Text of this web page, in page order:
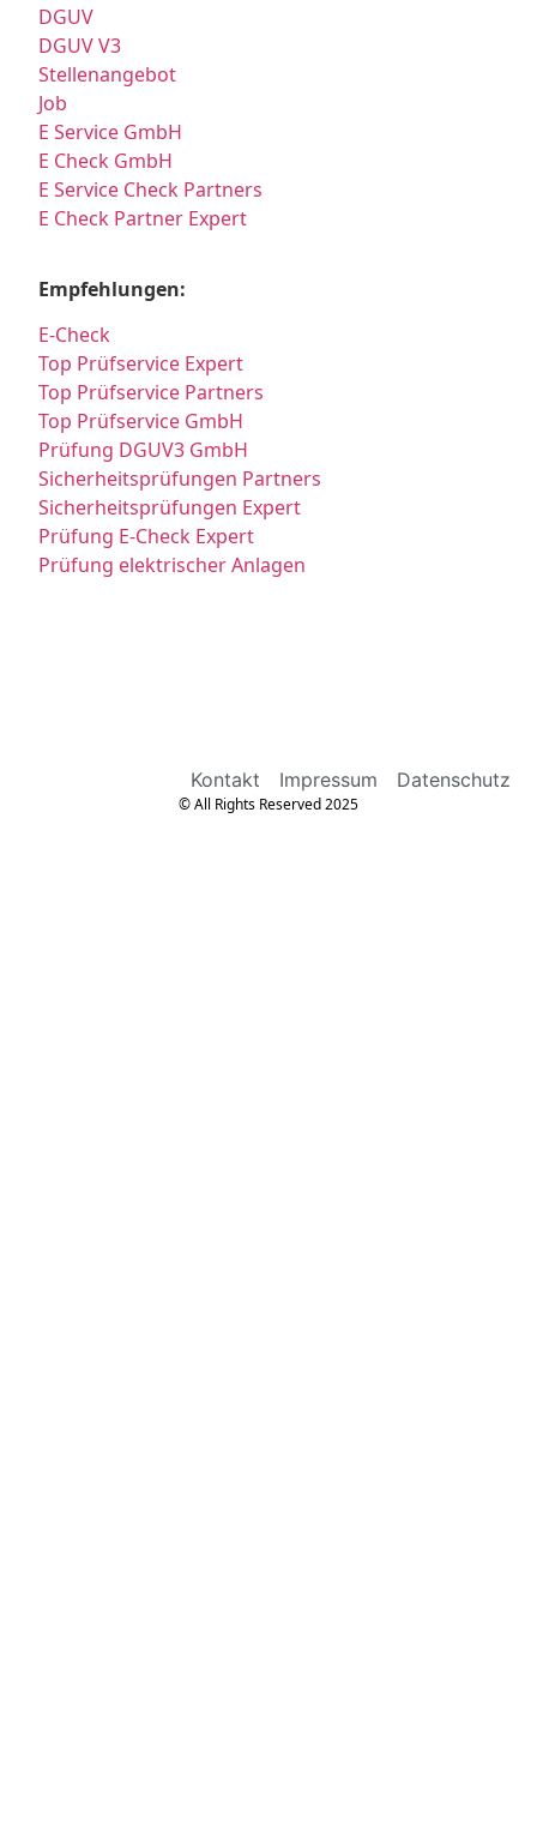
DGUV
DGUV V3
Stellenangebot
Job
E Service GmbH
E Check GmbH
E Service Check Partners
E Check Partner Expert
Empfehlungen:
E-Check
Top Prüfservice Expert
Top Prüfservice Partners
Top Prüfservice GmbH
Prüfung DGUV3 GmbH
Sicherheitsprüfungen Partners
Sicherheitsprüfungen Expert
Prüfung E-Check Expert
Prüfung elektrischer Anlagen
Kontakt Impressum Datenschutz
© All Rights Reserved 2025